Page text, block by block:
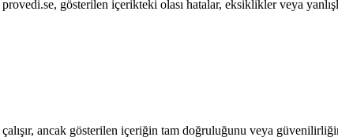
provedi.se, gösterilen içerikteki olası hatalar, eksiklikler veya
ancak gösterilen içeriğin tam doğruluğunu veya